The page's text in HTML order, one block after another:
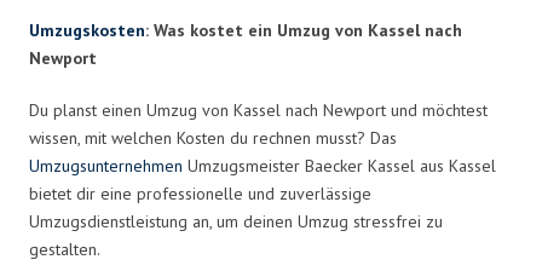
Umzugskosten: Was kostet ein Umzug von Kassel nach
Newport
Du planst einen Umzug von Kassel nach Newport und möchtest
wissen, mit welchen Kosten du rechnen musst? Das
Umzugsunternehmen Umzugsmeister Baecker Kassel aus Kassel
bietet dir eine professionelle und zuverlässige
Umzugsdienstleistung an, um deinen Umzug stressfrei zu
gestalten.